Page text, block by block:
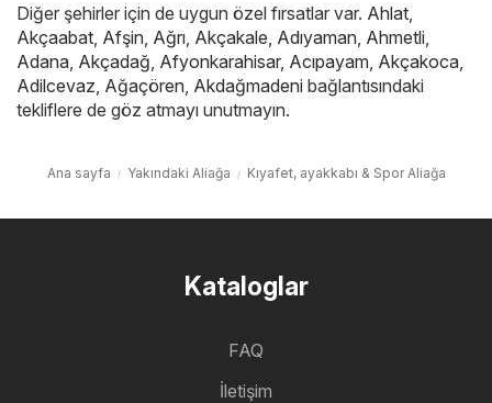
Diğer şehirler için de uygun özel fırsatlar var. Ahlat
Akçaabat Afşin Ağrı Akçakale Adıyaman Ahmetli
Adana Akçadağ Afyonkarahisar, Acıpayam Akçakoca
Adilcevaz Ağaçören Akdağmadeni bağlantısındaki
tekliflere de göz atmayı unutmayın.
Ana sayfa Yakındaki Aliağa Kıyafet, ayakkabı & Spor Aliağa
Kataloglar
FAQ
İletişim